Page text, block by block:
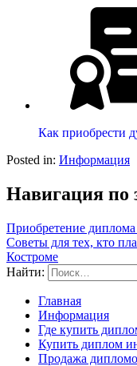
Как приобрести
Posted in: Информация
Навигация по
Приобретение
Советы для тех, кто
Костроме
Найти:
Главная
Информация
Где купить
Купить диплом
Продажа